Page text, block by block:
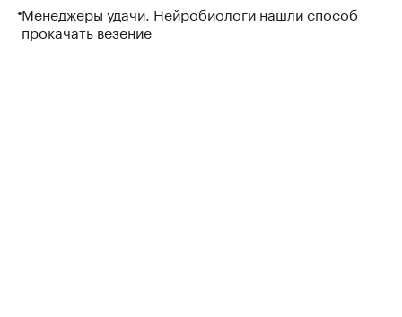
Менеджеры удачи. Нейробиологи нашли способ
прокачать везение